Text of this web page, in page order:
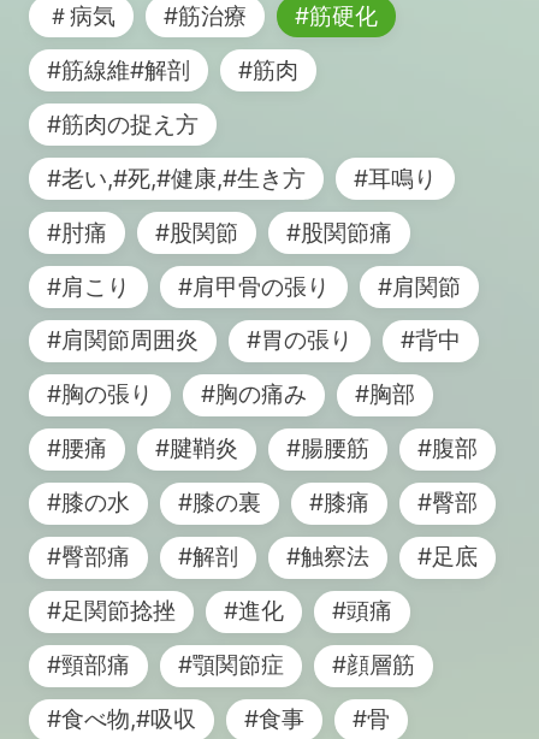
＃病気
#筋治療
#筋硬化
#筋線維#解剖
#筋肉
#筋肉の捉え方
#老い,#死,#健康,#生き方
#耳鳴り
#肘痛
#股関節
#股関節痛
#肩こり
#肩甲骨の張り
#肩関節
#肩関節周囲炎
#胃の張り
#背中
#胸の張り
#胸の痛み
#胸部
#腰痛
#腱鞘炎 #腸腰筋
#腹部
#膝の水
#膝の裏 #膝痛
#臀部
#臀部痛
#解剖 #触察法
#足底
#足関節捻挫
#進化
#頭痛
#頸部痛
#顎関節症
#顔層筋
#食べ物,#吸収
#食事
#骨